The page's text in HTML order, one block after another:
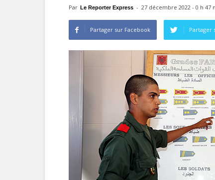
Par Le Reporter Express - 27 décembre 2022 - 0 h 47
Partager sur Facebook Partager